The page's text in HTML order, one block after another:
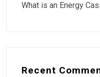
What is an Energy
Recent